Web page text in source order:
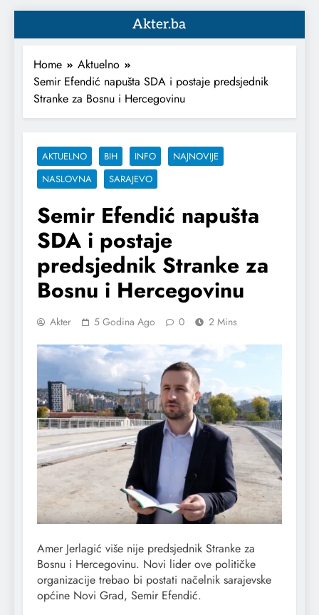
Akter.ba
Home
Aktuelno
Semir Efendić napušta SDA i postaje predsjednik
Stranke za Bosnu i Hercegovinu
AKTUELNO BIH INFO
NAJNOVIJE
NASLOVNA
SARAJEVO
Semir Efendić napušta
SDA i postaje
predsjednik Stranke za
Bosnu i Hercegovinu
Akter 5 Godina Ago 0 2 Mins
Amer Jerlagić više nije predsjednik Stranke za
Bosnu i Hercegovinu. Novi lider ove političke
organizacije trebao bi postati načelnik sarajevske
općine Novi Grad, Semir Efendić.